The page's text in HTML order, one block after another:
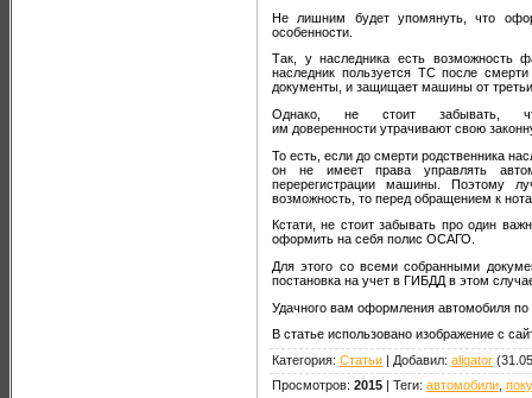
Не лишним будет упомянуть, что
особенности.
Так, у наследника есть возможность
наследник пользуется ТС после
документы, и защищает машины от
Однако, не стоит забывать,
им доверенности утрачивают свою
То есть, если до смерти родственника
он не имеет права управлять
перерегистрации машины. Поэтому
возможность, то перед обращением к
Кстати, не стоит забывать про один
оформить на себя полис ОСАГО.
Для этого со всеми собранными
постановка на учет в ГИБДД в этом
Удачного вам оформления автомобиля по
В статье использовано изображение с
Категория: Статьи | Добавил: aligator
Просмотров: 2015 | Теги: автомобили